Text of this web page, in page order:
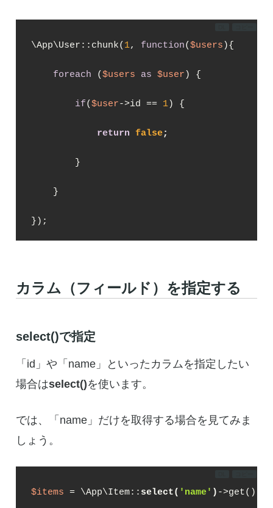
\App\User::chunk(1, function($users){
foreach ($users as $user) {
if($user->id == 1) {
return false;
        }
    }
});
カラム（フィールド）を指定する
select()で指定
「id」や「name」といったカラムを指定したい
場合はselect()を使います。
では、「name」だけを取得する場合を見てみま
しょう。
$items = \App\Item:: select( 'name' ) ->get();